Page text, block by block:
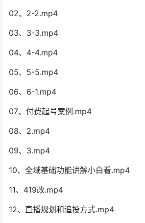
02、2-2.mp4
03、3-3.mp4
04、4-4.mp4
05、5-5.mp4
06、6-1.mp4
07、付费起号案例.mp4
08、2.mp4
09、3.mp4
10、全域基础功能讲解小白看.mp4
11、419改.mp4
12、直播规划和追投方式.mp4